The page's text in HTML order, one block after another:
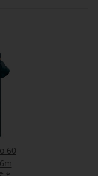
60